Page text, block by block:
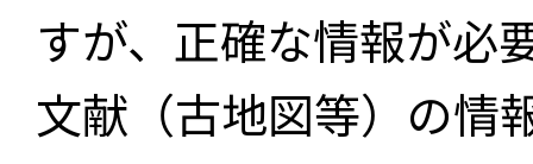
すが、正確な情報が必
文献（古地図等）の情